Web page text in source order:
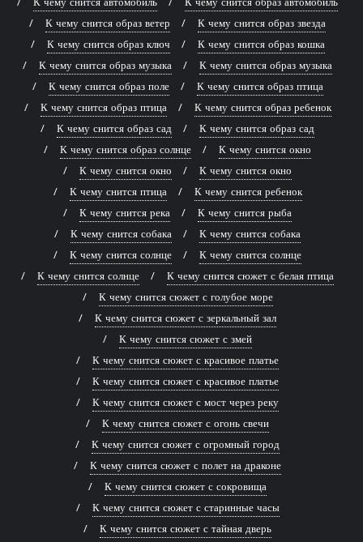
К чему снится образ ветер
К чему снится образ звезда
К чему снится образ ключ
К чему снится образ кошка
К чему снится образ музыка
К чему снится образ музыка
К чему снится образ поле
К чему снится образ птица
К чему снится образ птица
К чему снится образ ребенок
К чему снится образ сад
К чему снится образ сад
К чему снится образ солнце
К чему снится окно
К чему снится окно
К чему снится окно
К чему снится птица
К чему снится ребенок
К чему снится река
К чему снится рыба
К чему снится собака
К чему снится собака
К чему снится солнце
К чему снится солнце
К чему снится солнце
К чему снится сюжет с белая птица
К чему снится сюжет с голубое море
К чему снится сюжет с зеркальный зал
К чему снится сюжет с змей
К чему снится сюжет с красивое платье
К чему снится сюжет с красивое платье
К чему снится сюжет с мост через реку
К чему снится сюжет с огонь свечи
К чему снится сюжет с огромный город
К чему снится сюжет с полет на драконе
К чему снится сюжет с сокровища
К чему снится сюжет с старинные часы
К чему снится сюжет с тайная дверь